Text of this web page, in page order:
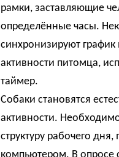
рамки, заставляющие
определённые часы.
синхронизируют
активности питомца,
таймер.
Собаки становятся
активности.
структуру рабочего